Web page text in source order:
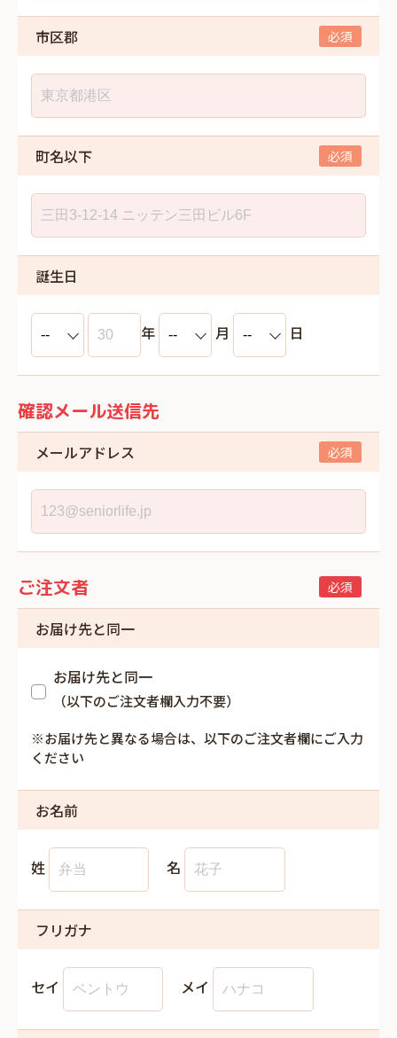
市区郡
町名以下
誕生日
年 月 日
確認メール送信先
メールアドレス
ご注文者
お届け先と同一
お届け先と同一
（以下のご注文者欄入力不要）
※お届け先と異なる場合は、以下のご注文者欄にご入力
ください
お名前
姓 名
フリガナ
セイ メイ